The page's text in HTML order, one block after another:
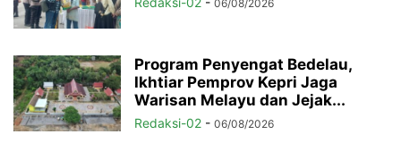
06/08/2026
Program Penyengat Bedelau,
Ikhtiar Pemprov Kepri Jaga
Warisan Melayu dan Jejak...
Redaksi-02 - 06/08/2026